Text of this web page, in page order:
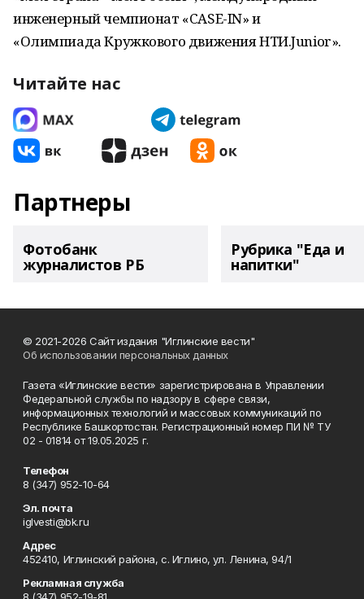
инженерный чемпионат «CASE-IN» и
«Олимпиада Кружкового движения НТИ.Junior».
Читайте нас
Партнеры
Фотобанк
журналистов РБ
Рубрика "Еда и
напитки"
© 2021-2026 Сайт издания "Иглинские вести"
Об использовании персональных данных
Газета «Иглинские вести» зарегистрирована в Управлении
Федеральной службы по надзору в сфере связи,
информационных технологий и массовых коммуникаций по
Республике Башкортостан. Регистрационный номер ПИ № ТУ
02 - 01814 от 19.05.2025 г.
Телефон
8 (347) 952-10-64
Эл. почта
iglvesti@bk.ru
Адрес
452410, Иглинский района, с. Иглино, ул. Ленина, 94/1
Рекламная служба